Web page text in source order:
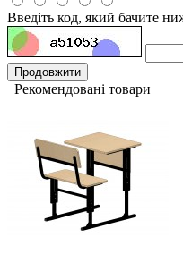
Введіть код, який бачите
Продовжити
Рекомендовані товари